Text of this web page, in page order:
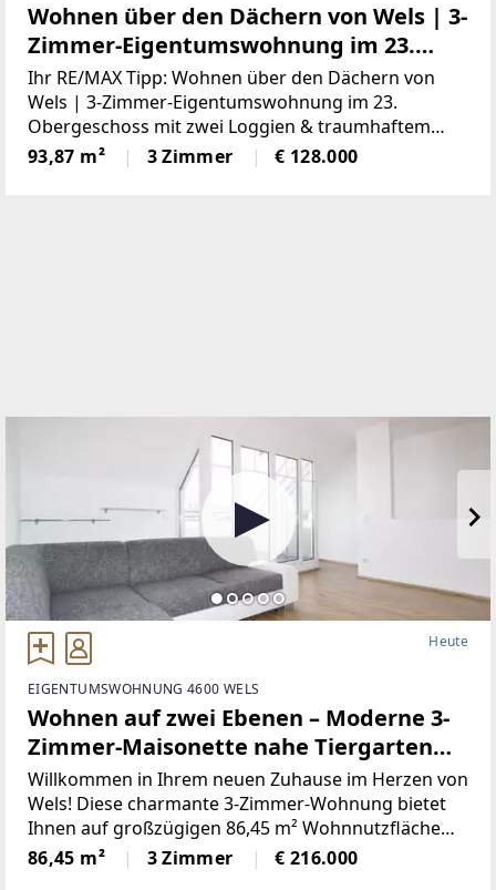
Wohnen über den Dächern von Wels | 3-
Zimmer-Eigentumswohnung im 23.
Obergeschoss mit zwei Loggien &
traumhaftem Ausblick
Ihr RE/MAX Tipp: Wohnen über den Dächern von
Wels | 3-Zimmer-Eigentumswohnung im 23.
Obergeschoss mit zwei Loggien & traumhaftem
AusblickDer Besichtigungstag findet am Freitag,
21.08.2026 von 09:00 bis 15:00 Uhr statt. Eine
93,87 m² 3 Zimmer € 128.000
Heute
EIGENTUMSWOHNUNG 4600 WELS
Wohnen auf zwei Ebenen – Moderne 3-
Zimmer-Maisonette nahe Tiergarten
Wels
Willkommen in Ihrem neuen Zuhause im Herzen von
Wels! Diese charmante 3-Zimmer-Wohnung bietet
Ihnen auf großzügigen 86,45 m² Wohnnutzfläche
den perfekten Rückzugsort für alle, die Komfort,
Raum und eine zentrale Lage schätzen. Der
86,45 m² 3 Zimmer € 216.000